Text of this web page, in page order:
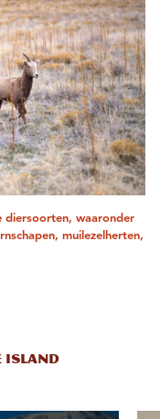
diersoorten, waaronder
muilezelherten,
ISLAND